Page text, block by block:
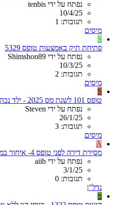
נפתח על ידי tenbis
10/4/25
תגובות: 1
מיסים
S
פתיחת תיק באמצעות טופס 5329
נפתח על ידי Shimshon89
10/3/25
תגובות: 2
מיסים
S
טופס 101 לשנת מס 2025 - ילד נכה
נפתח על ידי Steven
26/1/25
תגובות: 3
מיסים
A
מסירת דירה לפני טופס 4- איחור במסירה
נפתח על ידי aiib
3/1/25
תגובות: 0
נדל"ן
מ